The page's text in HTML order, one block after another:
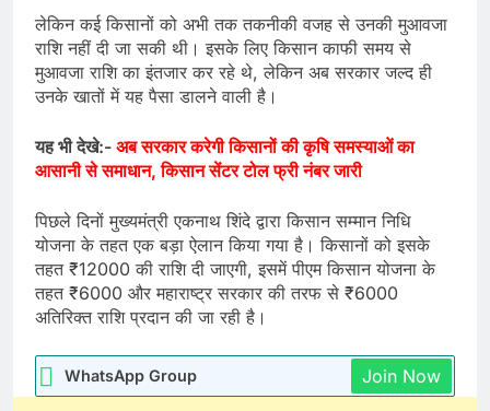
लेकिन कई किसानों को अभी तक तकनीकी वजह से उनकी मुआवजा
राशि नहीं दी जा सकी थी। इसके लिए किसान काफी समय से
मुआवजा राशि का इंतजार कर रहे थे, लेकिन अब सरकार जल्द ही
उनके खातों में यह पैसा डालने वाली है।
यह भी देखे:- अब सरकार करेगी किसानों की कृषि समस्याओं का
आसानी से समाधान, किसान सेंटर टोल फ्री नंबर जारी
पिछले दिनों मुख्यमंत्री एकनाथ शिंदे द्वारा किसान सम्मान निधि
योजना के तहत एक बड़ा ऐलान किया गया है। किसानों को इसके
तहत ₹12000 की राशि दी जाएगी, इसमें पीएम किसान योजना के
तहत ₹6000 और महाराष्ट्र सरकार की तरफ से ₹6000
अतिरिक्त राशि प्रदान की जा रही है।
WhatsApp Group Join Now